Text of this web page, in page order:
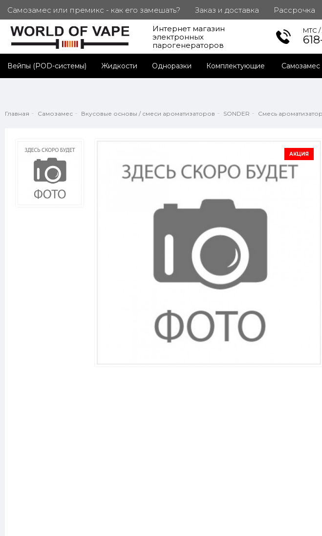
Самозамес или премикс - как его замешать? Заказ и доставка Рассрочка
ПОД. СЕРТИФИКАТЫ Партнерам Личный кабинет
Интернет магазин
электронных
парогенераторов
MTC /
Вейпы (POD-системы) Жидкости Одноразки Комплектующие Самозамес
Главная Самозамес Вкусовые основы / смеси ароматизаторов SONDER Смесь
АКЦИЯ